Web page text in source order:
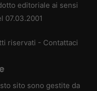
editoriale ai sensi
07.03.2001
riservati - Contattaci
sito sono gestite da